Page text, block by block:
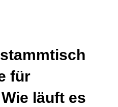
für
läuft es